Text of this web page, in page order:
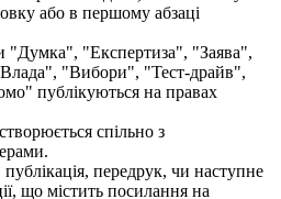
або в першому абзаці
"Думка", "Експертиза", "Заява",
"Вибори", "Тест-драйв",
публікуються на правах
спільно з
передрук, чи наступне
що містить посилання на